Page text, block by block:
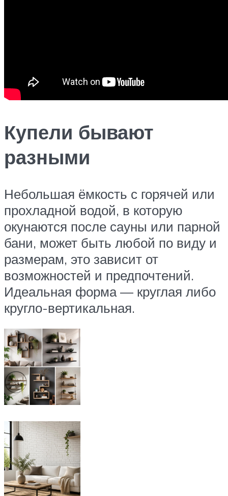
Купели бывают
разными
Небольшая ёмкость с горячей или
прохладной водой, в которую
окунаются после сауны или парной
бани, может быть любой по виду и
размерам, это зависит от
возможностей и предпочтений.
Идеальная форма — круглая либо
кругло-вертикальная.